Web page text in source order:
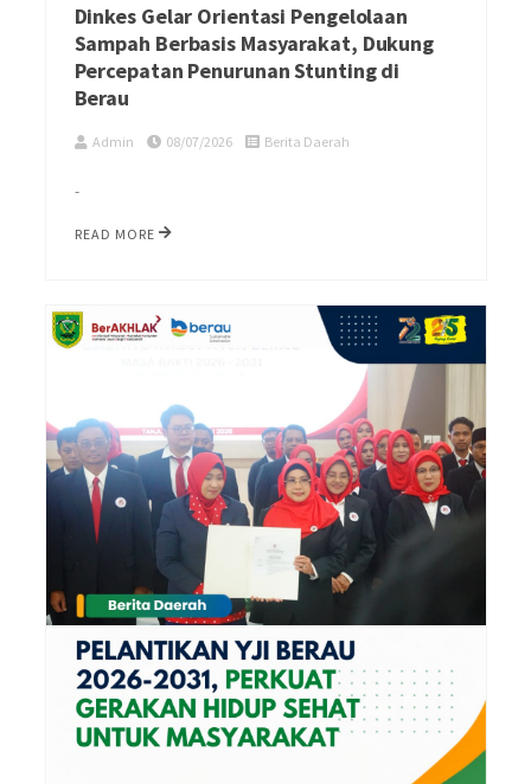
Dinkes Gelar Orientasi Pengelolaan
Sampah Berbasis Masyarakat, Dukung
Percepatan Penurunan Stunting di
Berau
Admin 08/07/2026 Berita Daerah
-
READ MORE